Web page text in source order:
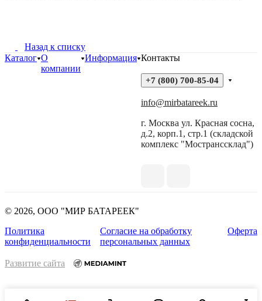
Назад к списку
Каталог О
компании
Информация Контакты
+7 (800) 700-85-04
info@mirbatareek.ru
г. Москва ул. Красная сосна,
д.2, корп.1, стр.1 (складской
комплекс "Мостранссклад")
© 2026, ООО "МИР БАТАРЕЕК"
Политика
конфиденциальности
Согласие на обработку
персональных данных
Оферта
Развитие сайта